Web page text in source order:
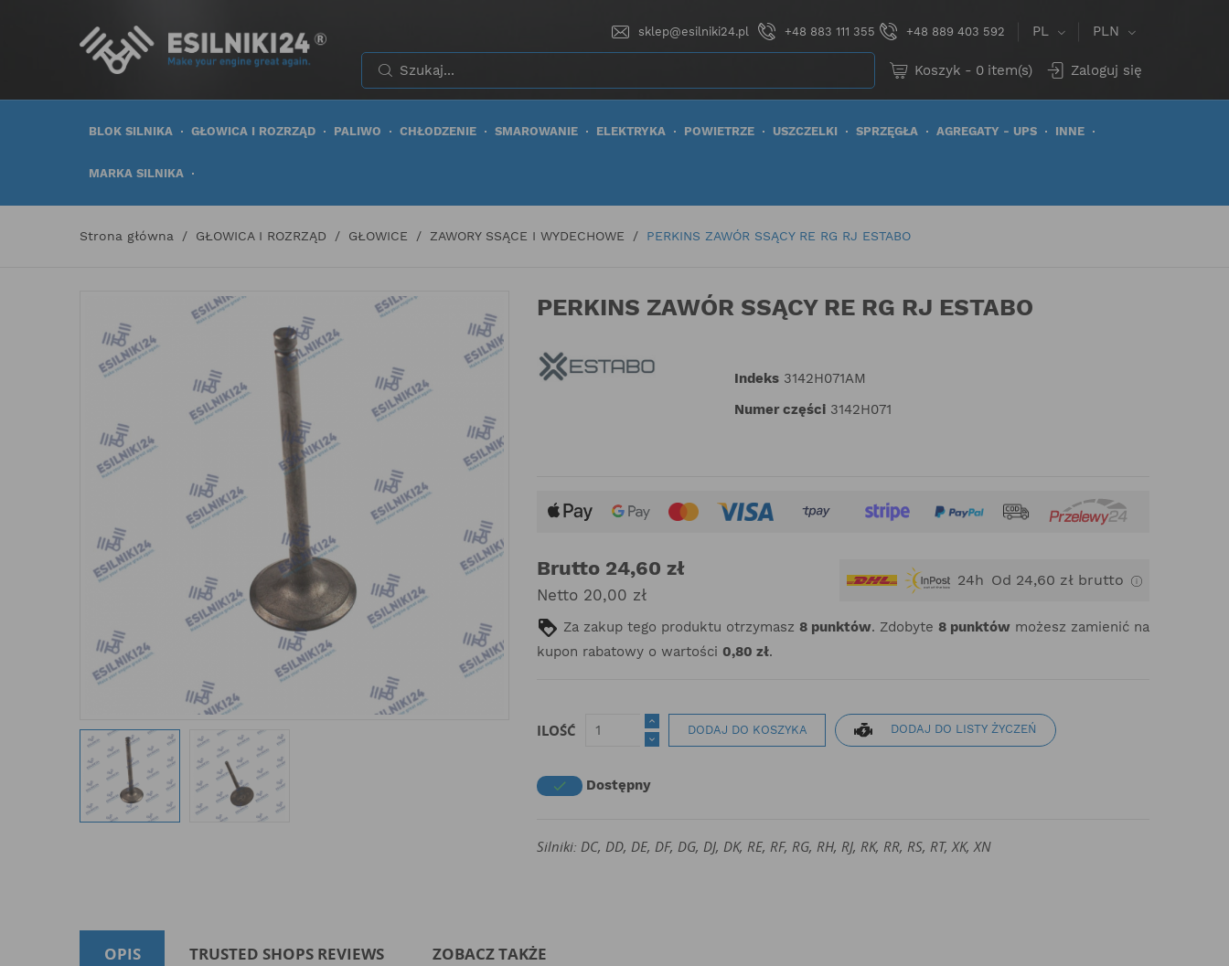
sklep@esilniki24.pl +48 883 111 355 +48 889 403 592 PL PLN
Koszyk - 0 item(s) Zaloguj się
BLOK SILNIKA GŁOWICA I ROZRZĄD PALIWO CHŁODZENIE SMAROWANIE ELEKTRYKA POWIETRZE USZCZELKI SPRZĘGŁA AGREGATY - UPS INNE
MARKA SILNIKA
Strona główna GŁOWICA I ROZRZĄD GŁOWICE ZAWORY SSĄCE I WYDECHOWE PERKINS ZAWÓR SSĄCY RE RG RJ ESTABO
PERKINS ZAWÓR SSĄCY RE RG RJ ESTABO
Indeks 3142H071AM
Numer części 3142H071
Brutto 24,60 zł
Netto 20,00 zł
24h Od 24,60 zł brutto
Za zakup tego produktu otrzymasz 8 punktów. Zdobyte 8 punktów możesz zamienić na
kupon rabatowy o wartości 0,80 zł.
ILOŚĆ DODAJ DO KOSZYKA DODAJ DO LISTY ŻYCZEŃ
 Dostępny
Silniki: DC, DD, DE, DF, DG, DJ, DK, RE, RF, RG, RH, RJ, RK, RR, RS, RT, XK, XN
OPIS TRUSTED SHOPS REVIEWS ZOBACZ TAKŻE